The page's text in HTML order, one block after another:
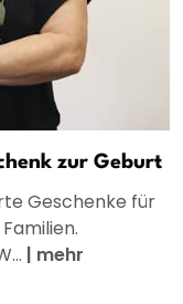
zur Geburt
Geschenke für
| mehr